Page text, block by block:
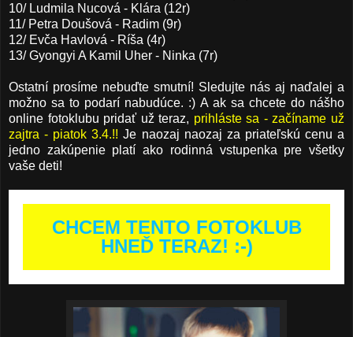
10/ Ludmila Nucová - Klára (12r)
11/ Petra Doušová - Radim (9r)
12/ Evča Havlová - Ríša (4r)
13/ Gyongyi A Kamil Uher - Ninka (7r)
Ostatní prosíme nebuďte smutní! Sledujte nás aj naďalej a
možno sa to podarí nabudúce. :) A ak sa chcete do nášho
online fotoklubu pridať už teraz, prihláste sa - začíname už
zajtra - piatok 3.4.!! Je naozaj naozaj za priateľskú cenu a
jedno zakúpenie platí ako rodinná vstupenka pre všetky
vaše deti!
CHCEM TENTO FOTOKLUB
HNEĎ TERAZ! :-)